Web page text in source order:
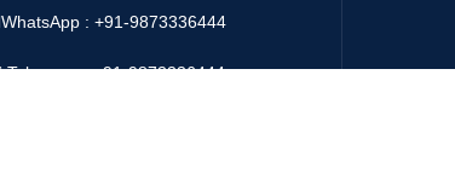
WhatsApp :+91-9873336444
Telegram : +91-9873336444